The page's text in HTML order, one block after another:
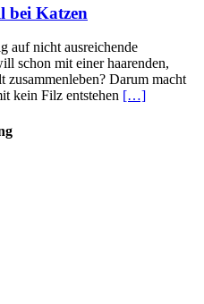
bei Katzen
auf nicht ausreichende
schon mit einer haarenden,
Darum macht
kein Filz entstehen […]